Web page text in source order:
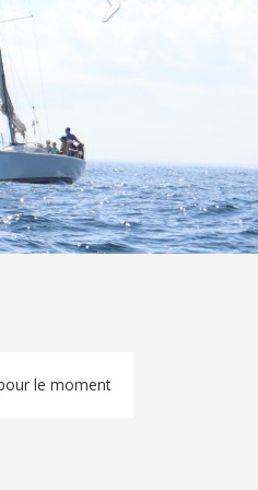
le moment